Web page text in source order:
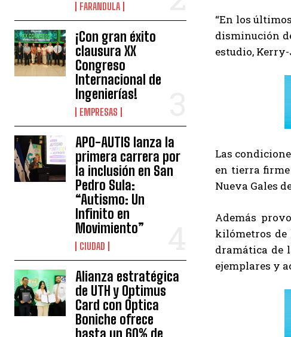
FARANDULA
¡Con gran éxito
clausura XX
Congreso
Internacional de
Ingenierías!
EMPRESAS
APO-AUTIS lanza la
primera carrera por
la inclusión en San
Pedro Sula:
“Autismo: Un
Infinito en
Movimiento”
CIUDAD
Alianza estratégica
de UTH y Optimus
Card con Óptica
Boniche ofrece
“En los
disminución
estudio,
Las
en tierra
Nueva Gales
Además
kilómetros de
dramática de
ejemplares y